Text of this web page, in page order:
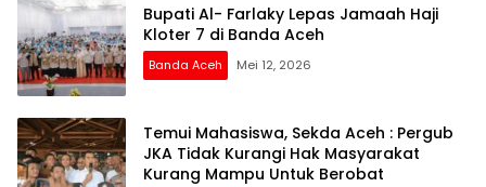
Bupati Al- Farlaky Lepas Jamaah Haji
Kloter 7 di Banda Aceh
Banda Aceh Mei 12, 2026
Temui Mahasiswa, Sekda Aceh : Pergub
JKA Tidak Kurangi Hak Masyarakat
Kurang Mampu Untuk Berobat